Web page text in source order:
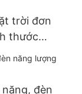
trời đơn
thước
đèn